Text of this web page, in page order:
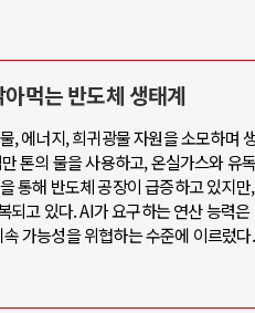
먹는 반도체 생태계
, 에너지, 희귀광물 자원을 소모하며
톤의 물을 사용하고, 온실가스와 유
통해 반도체 공장이 급증하고 있지
고 있다. AI가 요구하는 연산 능력
가능성을 위협하는 수준에 이르렀다.